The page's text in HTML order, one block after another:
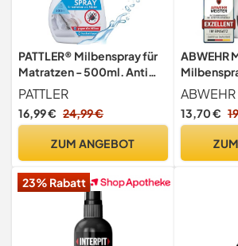
PATTLER® Milbenspray für
Matratzen - 500ml. Anti
Milben Spray Schonend &
Giftfrei für Bettwäsche &
Polster optimier. Kinder- &
Langzeitschutz, nach PT19
PATTLER
16,99 € 24,99 €
ZUM ANGEBOT
ABWEHR
& Polster
ABWEHR
13,70 €
23% Rabatt